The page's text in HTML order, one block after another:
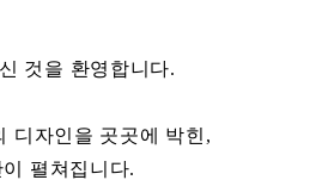
것을 환영합니다.
디자인을 곳곳에 박힌,
펼쳐집니다.